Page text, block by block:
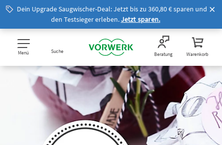
Dein Upgrade Saugwischer-Deal: Jetzt bis zu 360,80 € sparen und
den Testsieger erleben.Jetzt sparen.
Menü Suche Beratung Warenkorb